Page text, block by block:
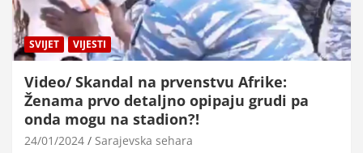
SVIJET VIJESTI
Video/ Skandal na prvenstvu Afrike:
Ženama prvo detaljno opipaju grudi pa
onda mogu na stadion?!
24/01/2024 Sarajevska sehara